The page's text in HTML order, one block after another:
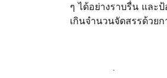
ๆ ได้อย่างราบรื่น และ
เกินจำนวนจัดสรรด้วย
เริ่มต้นตั้งแต่วันนี้